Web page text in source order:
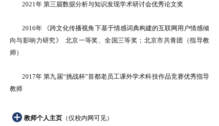
2021年 第三届数据分析与知识发现学术研讨会优秀论文奖
2016年 《跨文化传播视角下基于情感词典构建的互联网用户情感倾
向与影响力研究》 北京一等奖、全国三等奖；北京市共青团（指导教
师）
2017年 第九届“挑战杯”首都老员工课外学术科技作品竞赛优秀指导
教师
教师个人主页 （仅校内网可见）